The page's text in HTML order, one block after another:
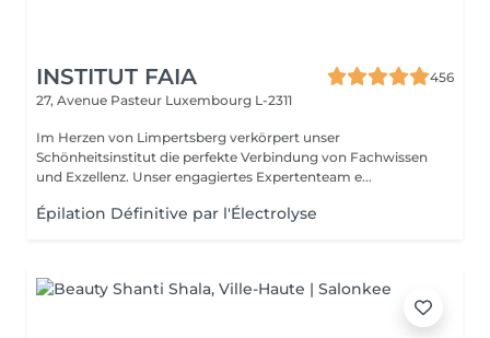
INSTITUT FAIA
456
27, Avenue Pasteur Luxembourg L-2311
Im Herzen von Limpertsberg verkörpert unser
Schönheitsinstitut die perfekte Verbindung von Fachwissen
und Exzellenz. Unser engagiertes Expertenteam e...
Épilation Définitive par l'Électrolyse